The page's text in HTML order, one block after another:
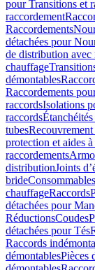
pour Transitions et
raccordement
Raccordements
détachées pour
de distribution avec
chauffage
démontables
Raccordements
raccordsIsolations
raccords
tubes
protection et aides
raccordements
distributionJoints
brideConsommables
chauffageRaccords
détachées pour
RéductionsCoudes
détachées pour Tés
Raccords
démontablesPièces